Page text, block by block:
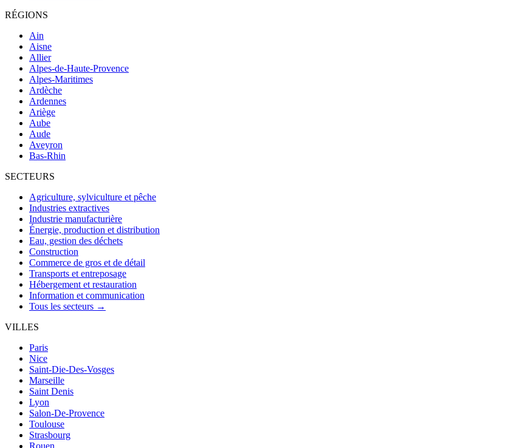
RÉGIONS
Ain
Aisne
Allier
Alpes-de-Haute-Provence
Alpes-Maritimes
Ardèche
Ardennes
Ariège
Aube
Aude
Aveyron
Bas-Rhin
SECTEURS
Agriculture, sylviculture et pêche
Industries extractives
Industrie manufacturière
Énergie, production et distribution
Eau, gestion des déchets
Construction
Commerce de gros et de détail
Transports et entreposage
Hébergement et restauration
Information et communication
Tous les secteurs →
VILLES
Paris
Nice
Saint-Die-Des-Vosges
Marseille
Saint Denis
Lyon
Salon-De-Provence
Toulouse
Strasbourg
Rouen